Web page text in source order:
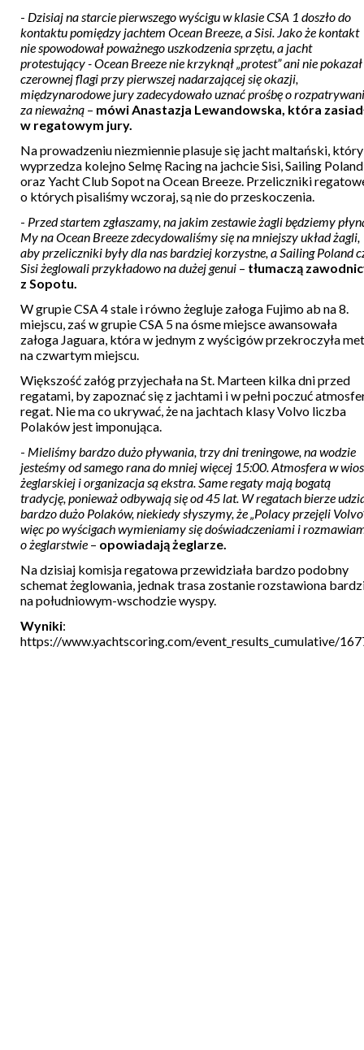
- Dzisiaj na starcie pierwszego wyścigu w klasie CSA 1 doszło do
kontaktu pomiędzy jachtem Ocean Breeze, a Sisi. Jako że kontakt
nie spowodował poważnego uszkodzenia sprzętu, a jacht
protestujący - Ocean Breeze nie krzyknął „protest” ani nie pokazał
czerownej flagi przy pierwszej nadarzającej się okazji,
międzynarodowe jury zadecydowało uznać prośbę o
za nieważną – mówi Anastazja Lewandowska, która
w regatowym jury.
Na prowadzeniu niezmiennie plasuje się jacht maltański, który
wyprzedza kolejno Selmę Racing na jachcie Sisi, Sailing Poland
oraz Yacht Club Sopot na Ocean Breeze. Przeliczniki
o których pisaliśmy wczoraj, są nie do przeskoczenia.
- Przed startem zgłaszamy, na jakim zestawie żagli będziemy
My na Ocean Breeze zdecydowaliśmy się na mniejszy układ żagli,
aby przeliczniki były dla nas bardziej korzystne, a Sailing Poland
Sisi żeglowali przykładowo na dużej genui – tłumaczą
z Sopotu.
W grupie CSA 4 stale i równo żegluje załoga Fujimo ab na 8.
miejscu, zaś w grupie CSA 5 na ósme miejsce awansowała
załoga Jaguara, która w jednym z wyścigów przekroczyła
na czwartym miejscu.
Większość załóg przyjechała na St. Marteen kilka dni przed
regatami, by zapoznać się z jachtami i w pełni poczuć
regat. Nie ma co ukrywać, że na jachtach klasy Volvo liczba
Polaków jest imponująca.
- Mieliśmy bardzo dużo pływania, trzy dni treningowe, na wodzie
jesteśmy od samego rana do mniej więcej 15:00. Atmosfera w
żeglarskiej i organizacja są ekstra. Same regaty mają bogatą
tradycję, ponieważ odbywają się od 45 lat. W regatach bierze
bardzo dużo Polaków, niekiedy słyszymy, że „Polacy przejęli
więc po wyścigach wymieniamy się doświadczeniami i
o żeglarstwie – opowiadają żeglarze.
Na dzisiaj komisja regatowa przewidziała bardzo podobny
schemat żeglowania, jednak trasa zostanie rozstawiona
na południowym-wschodzie wyspy.
Wyniki:
https://www.yachtscoring.com/event_results_cumulative/